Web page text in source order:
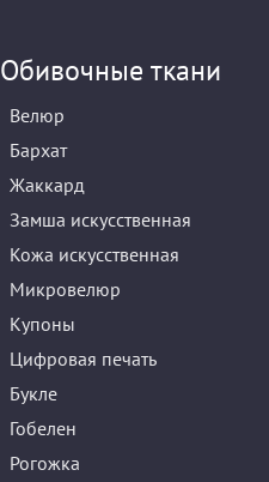
Обивочные ткани
Велюр
Бархат
Жаккард
Замша искусственная
Кожа искусственная
Микровелюр
Купоны
Цифровая печать
Букле
Гобелен
Рогожка